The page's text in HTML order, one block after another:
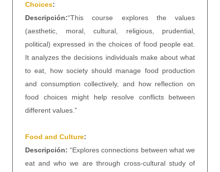
Choices:
Descripción:“This course explores the values
(aesthetic, moral, cultural, religious, prudential,
political) expressed in the choices of food people eat.
It analyzes the decisions individuals make about what
to eat, how society should manage food production
and consumption collectively, and how reflection on
food choices might help resolve conflicts between
different values.”
Food and Culture:
Descripción: “Explores connections between what we
eat and who we are through cross-cultural study of